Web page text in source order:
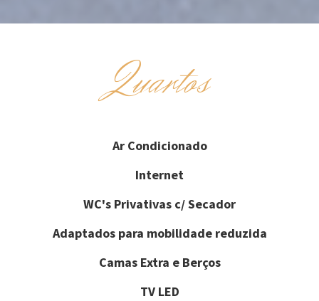
Quartos
Ar Condicionado
Internet
WC's Privativas c/ Secador
Adaptados para mobilidade reduzida
Camas Extra e Berços
TV LED